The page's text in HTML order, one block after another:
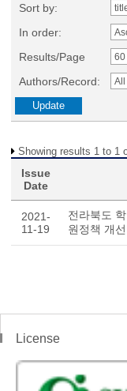
Sort by:
In order:
Results/Page
Authors/Record:
Showing results 1 to 1
Issue
Date
2021-
11-19
전라북도
원정책 개
License